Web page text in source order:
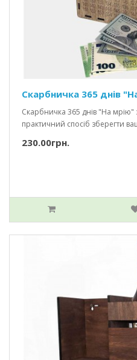
Скарбничка 365 днів
Скарбничка 365 днів "На мрію"
практичний спосіб зберегти
230.00грн.